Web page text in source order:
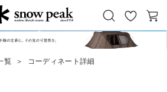
Snow Peak
お
気
カ
覧 ＞ コーディネート詳細